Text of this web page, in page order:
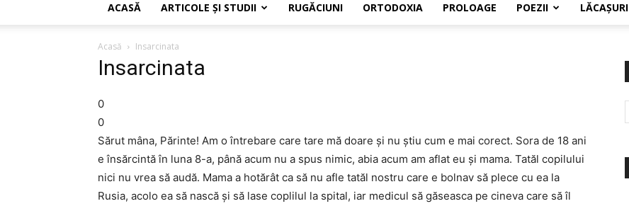
ACASĂ ARTICOLE ŞI STUDII RUGĂCIUNI ORTODOXIA PROLOAGE POEZII LĂCAŞURI
Acasă Insarcinata
Insarcinata
0
0
Sărut mâna, Părinte! Am o întrebare care tare mă doare şi nu ştiu cum e mai corect. Sora de 18 ani
e însărcintă în luna 8-a, până acum nu a spus nimic, abia acum am aflat eu şi mama. Tatăl copilului
nici nu vrea să audă. Mama a hotărât ca să nu afle tatăl nostru care e bolnav să plece cu ea la
Rusia, acolo ea să nască şi să lase coplilul la spital, iar medicul să găseasca pe cineva care să îl